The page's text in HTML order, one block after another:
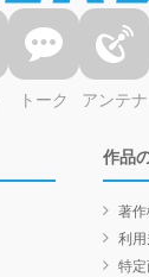
トーク アンテナ
作品
著
利
特